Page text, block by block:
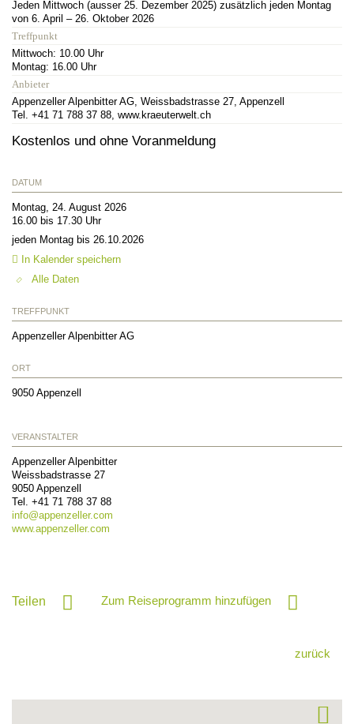
Jeden Mittwoch (ausser 25. Dezember 2025) zusätzlich jeden Montag
von 6. April – 26. Oktober 2026
Treffpunkt
Mittwoch: 10.00 Uhr
Montag: 16.00 Uhr
Anbieter
Appenzeller Alpenbitter AG, Weissbadstrasse 27, Appenzell
Tel. +41 71 788 37 88, www.kraeuterwelt.ch
Kostenlos und ohne Voranmeldung
DATUM
Montag, 24. August 2026
16.00 bis 17.30 Uhr
jeden Montag bis 26.10.2026
In Kalender speichern
Alle Daten
TREFFPUNKT
Appenzeller Alpenbitter AG
ORT
9050 Appenzell
VERANSTALTER
Appenzeller Alpenbitter
Weissbadstrasse 27
9050 Appenzell
Tel. +41 71 788 37 88
info@appenzeller.com
www.appenzeller.com
Teilen Zum Reiseprogramm hinzufügen
zurück